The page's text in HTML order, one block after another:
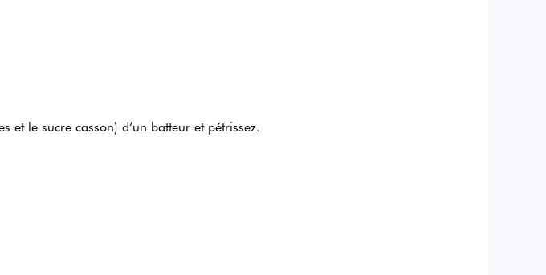
et le sucre casson) d’un batteur et pétrissez.